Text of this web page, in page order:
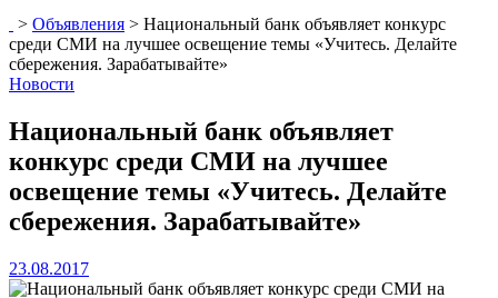
> Объявления > Национальный банк объявляет конкурс
среди СМИ на лучшее освещение темы «Учитесь. Делайте
сбережения. Зарабатывайте»
Новости
Национальный банк объявляет
конкурс среди СМИ на лучшее
освещение темы «Учитесь. Делайте
сбережения. Зарабатывайте»
23.08.2017